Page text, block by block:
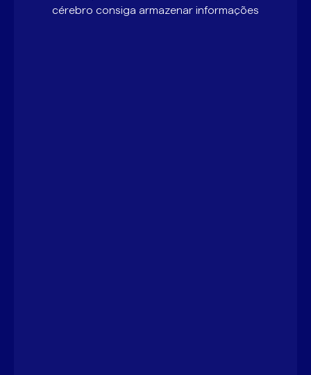
cérebro consiga armazenar informações